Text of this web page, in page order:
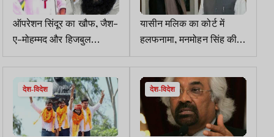
ऑपरेशन सिंदूर का खौफ, जैश-
ए-मोहम्मद और हिजबुल
मुजाहिदीन ने ठिकाना बदला,
खैबर पख्तूनख्वा शिफ्ट हो गये
यासीन मलिक का कोर्ट में
हलफनामा, मनमोहन सिंह की
जानकारी में की थी हाफिज
सईद से मुलाकात
देश-विदेश देश-विदेश